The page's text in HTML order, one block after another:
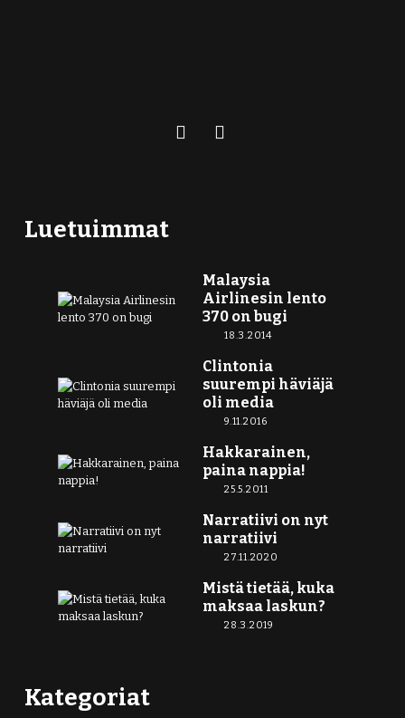
Luetuimmat
Malaysia
Airlinesin lento
370 on bugi
18.3.2014
Clintonia
suurempi häviäjä
oli media
9.11.2016
Hakkarainen,
paina nappia!
25.5.2011
Narratiivi on nyt
narratiivi
27.11.2020
Mistä tietää, kuka
maksaa laskun?
28.3.2019
Kategoriat